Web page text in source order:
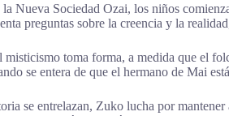
Nueva Sociedad Ozai, los niños
preguntas sobre la creencia y la
toma forma, a medida que el
se entera de que el hermano de Mai
se entrelazan, Zuko lucha por